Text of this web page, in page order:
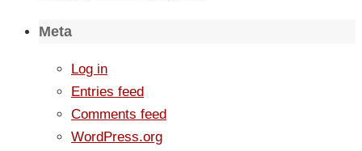
Meta
Log in
Entries feed
Comments feed
WordPress.org